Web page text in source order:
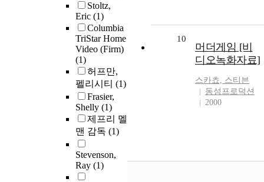
Stoltz,
Eric (1)
Columbia
TriStar Home
Video (Firm)
(1)
허프만,
펠리시티 (1)
Frasier,
Shelly (1)
제프리 멜
맨 감독 (1)
Stevenson,
Ray (1)
10
머더게임 [비
디오녹화자료]
스카쵸, 스티븐
동성프로덕션
2000